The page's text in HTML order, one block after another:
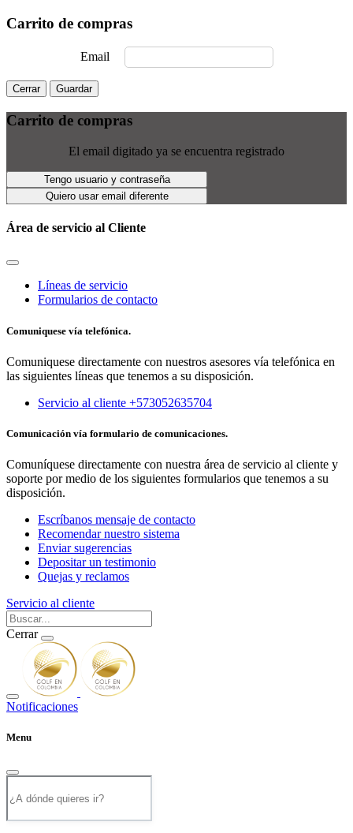
Carrito de compras
Email
Cerrar Guardar
Carrito de compras
El email digitado ya se encuentra registrado
Tengo usuario y contraseña
Quiero usar email diferente
Área de servicio al Cliente
Líneas de servicio
Formularios de contacto
Comuniquese vía telefónica.
Comuniquese directamente con nuestros asesores vía telefónica en
las siguientes líneas que tenemos a su disposición.
Servicio al cliente +573052635704
Comunicación vía formulario de comunicaciones.
Comuníquese directamente con nuestra área de servicio al cliente y
soporte por medio de los siguientes formularios que tenemos a su
disposición.
Escríbanos mensaje de contacto
Recomendar nuestro sistema
Enviar sugerencias
Depositar un testimonio
Quejas y reclamos
Servicio al cliente
Cerrar
Notificaciones
Menu